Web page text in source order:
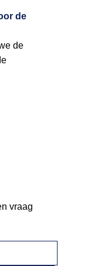
de
de
vraag